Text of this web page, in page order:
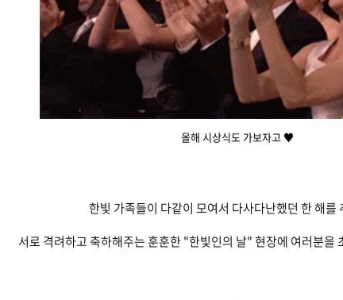
올해 시상식도 가보자고 ♥️
한빛 가족들이 다같이 모여서 다사다난했던 한 해를
서로 격려하고 축하해주는 훈훈한 "한빛인의 날" 현장에 여러분